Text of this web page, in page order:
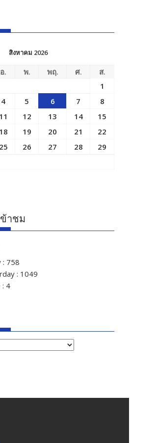
สิงหาคม 2026
อ. พ. พฤ. ศ.
ส.
1
4 5 6 7
8
11 12 13 14
15
18 19 20 21
22
25 26 27 28
29
าชม
: 758
: 1049
: 4